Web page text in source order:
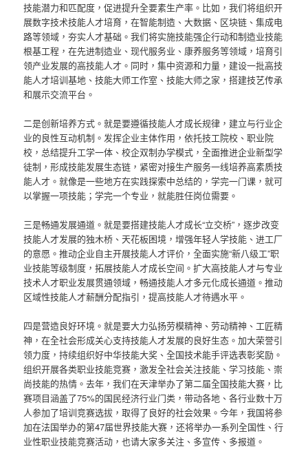
技能潜力和匹配度，促进提升全要素生产率。比如，我们将组织开
展数字技术技能人才培育，在智能制造、大数据、区块链、集成电
路等领域，夯实人才基础。我们将实施技能强企行动和制造业技能
根基工程，在先进制造业、现代服务业、康养服务等领域，培育引
领产业发展的高技能人才。同时，集中资源和力量，建设一批高技
能人才培训基地、技能大师工作室、技能大师之家，搭建技艺传承
和展示交流平台。
二是创新培养方式。就是要遵循技能人才成长规律，建立与行业企
业的良性互动机制。发挥企业主体作用，依托技工院校、职业院
校，总结提升工学一体、校企双制办学模式，全面推进企业新型学
徒制，形成技能发展生态链，紧密对接生产服务一线培养高素质技
能人才。就像是一些地方在实践探索中总结的，学完一门课，就可
以掌握一项技能；学完一个专业，就能胜任岗位需要。
三是畅通发展通道。就是要搭建技能人才成长“立交桥”，逐步改变
技能人才发展的独木桥、天花板困境，增强年轻人学技能、进工厂
的意愿。推动企业自主开展技能人才评价，全面实施“新八级工”职
业技能等级制度，拓展技能人才成长空间。扩大高技能人才与专业
技术人才职业发展贯通领域，畅通技能人才多元化成长通道。推动
区域性技能人才薪酬分配指引，提高技能人才待遇水平。
四是营造良好环境。就是要大力弘扬劳模精神、劳动精神、工匠精
神，在全社会形成关心支持技能人才发展的良好生态。加大荣誉引
领力度，持续组织好中华技能大奖、全国技术能手评选表彰奖励。
组织开展各类职业技能竞赛，激发全社会关注技能、学习技能、崇
尚技能的热情。去年，我们在天津举办了第二届全国技能大赛，比
赛项目涵盖了75%的国民经济行业门类，带动各地、各行业数十万
人参加了培训竞赛选拔，取得了良好的社会效果。今年，我国将参
加在法国举办的第47届世界技能大赛，还将举办一系列全国性、行
业性职业技能竞赛活动，也请大家多关注、多宣传、多报道。